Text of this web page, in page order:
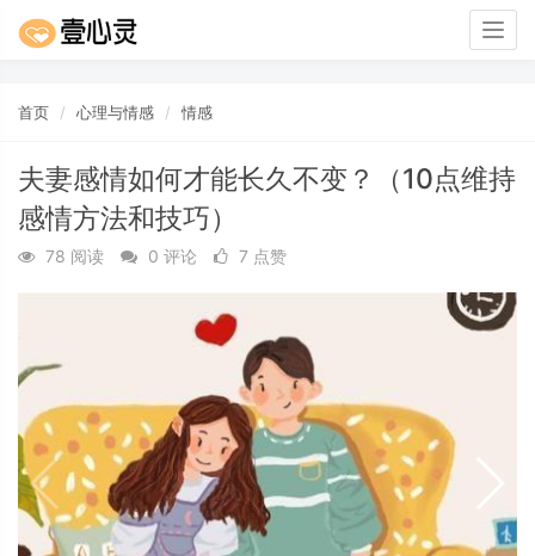
首页 心理与情感 情感
夫妻感情如何才能长久不变？（10点维持
感情方法和技巧）
78 阅读 0 评论 7 点赞